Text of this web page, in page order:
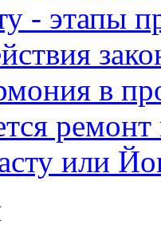
- этапы
в
или